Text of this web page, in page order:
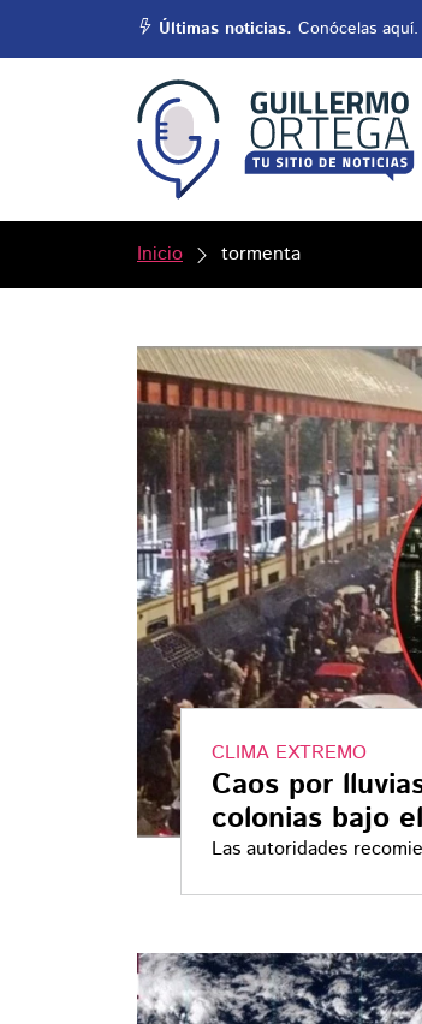
Últimas noticias. Conócelas aquí.
Inicio tormenta
CLIMA EXTREMO
Caos por
colonias bajo
Las autoridades